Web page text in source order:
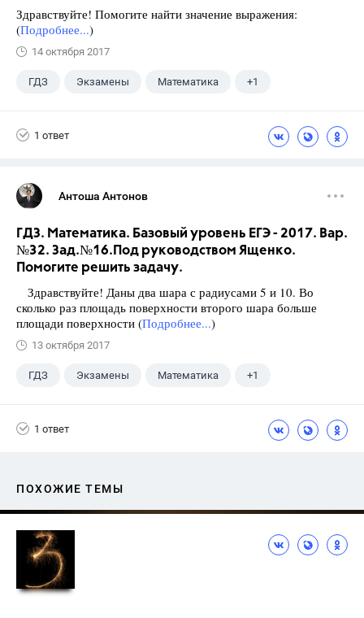
Здравствуйте! Помогите найти значение выражения:
(Подробнее...)
14 октября 2017
ГДЗ Экзамены Математика +1
1 ответ
Антоша Антонов
ГДЗ. Математика. Базовый уровень ЕГЭ - 2017. Вар.
№32. Зад.№16.Под руководством Ященко.
Помогите решить задачу.
Здравствуйте! Даны два шара с радиусами 5 и 10. Во
сколько раз площадь поверхности второго шара больше
площади поверхности (Подробнее...)
13 октября 2017
ГДЗ Экзамены Математика +1
1 ответ
ПОХОЖИЕ ТЕМЫ